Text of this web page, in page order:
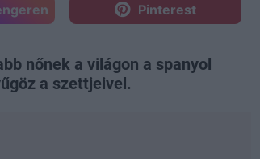
Pinterest
nőnek a világon a spanyol
a szettjeivel.